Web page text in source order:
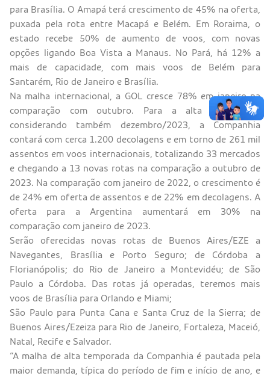
para Brasília. O Amapá terá crescimento de 45% na oferta,
puxada pela rota entre Macapá e Belém. Em Roraima, o
estado recebe 50% de aumento de voos, com novas
opções ligando Boa Vista a Manaus. No Pará, há 12% a
mais de capacidade, com mais voos de Belém para
Santarém, Rio de Janeiro e Brasília.
Na malha internacional, a GOL cresce 78% em janeiro na
comparação com outubro. Para a alta temporada,
considerando também dezembro/2023, a Companhia
contará com cerca 1.200 decolagens e em torno de 261 mil
assentos em voos internacionais, totalizando 33 mercados
e chegando a 13 novas rotas na comparação a outubro de
2023. Na comparação com janeiro de 2022, o crescimento é
de 24% em oferta de assentos e de 22% em decolagens. A
oferta para a Argentina aumentará em 30% na
comparação com janeiro de 2023.
Serão oferecidas novas rotas de Buenos Aires/EZE a
Navegantes, Brasília e Porto Seguro; de Córdoba a
Florianópolis; do Rio de Janeiro a Montevidéu; de São
Paulo a Córdoba. Das rotas já operadas, teremos mais
voos de Brasília para Orlando e Miami;
São Paulo para Punta Cana e Santa Cruz de la Sierra; de
Buenos Aires/Ezeiza para Rio de Janeiro, Fortaleza, Maceió,
Natal, Recife e Salvador.
“A malha de alta temporada da Companhia é pautada pela
maior demanda, típica do período de fim e início de ano, e